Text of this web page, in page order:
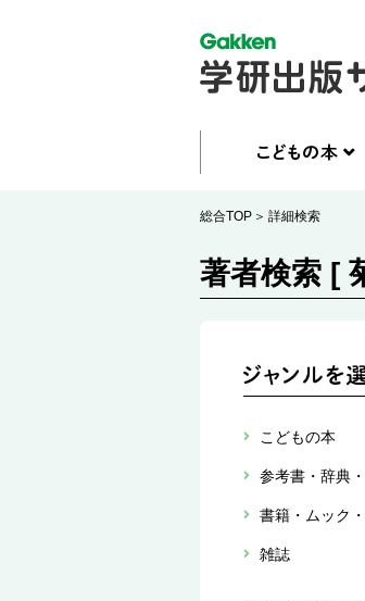
総合TOP 詳細検索
著者検索 [
こどもの本
参考書・辞典
書籍・ムック
雑誌